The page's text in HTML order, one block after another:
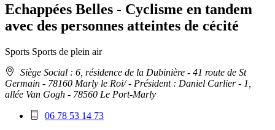
Echappées Belles - Cyclisme en tandem
avec des personnes atteintes de cécité
Sports Sports de plein air
Adresse
:
Siège Social : 6, résidence de la Dubinière - 41 route de St
Germain - 78160 Marly le Roi/- Président : Daniel Carlier - 1,
allée Van Gogh - 78560 Le Port-Marly
Téléphone
06 78 53 14 73